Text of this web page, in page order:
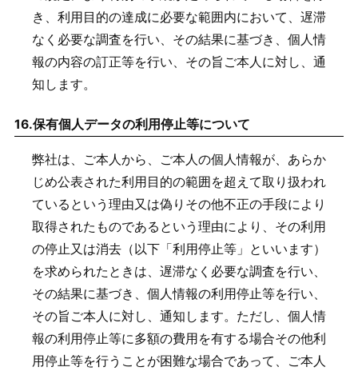
き、利用目的の達成に必要な範囲内において、遅滞
なく必要な調査を行い、その結果に基づき、個人情
報の内容の訂正等を行い、その旨ご本人に対し、通
知します。
16.保有個人データの利用停止等について
弊社は、ご本人から、ご本人の個人情報が、あらか
じめ公表された利用目的の範囲を超えて取り扱われ
ているという理由又は偽りその他不正の手段により
取得されたものであるという理由により、その利用
の停止又は消去（以下「利用停止等」といいます）
を求められたときは、遅滞なく必要な調査を行い、
その結果に基づき、個人情報の利用停止等を行い、
その旨ご本人に対し、通知します。ただし、個人情
報の利用停止等に多額の費用を有する場合その他利
用停止等を行うことが困難な場合であって、ご本人